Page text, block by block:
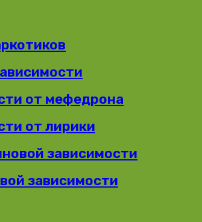
от мефедрона
от лирики
зависимости
зависимости